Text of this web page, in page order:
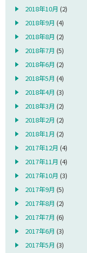
2018年10月 (2)
2018年9月 (4)
2018年8月 (2)
2018年7月 (5)
2018年6月 (2)
2018年5月 (4)
2018年4月 (3)
2018年3月 (2)
2018年2月 (2)
2018年1月 (2)
2017年12月 (4)
2017年11月 (4)
2017年10月 (3)
2017年9月 (5)
2017年8月 (2)
2017年7月 (6)
2017年6月 (3)
2017年5月 (3)